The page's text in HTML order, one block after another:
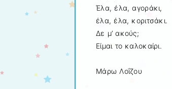
Έλα, έλα, αγοράκι,
έλα, έλα, κοριτσάκι.
Δε μ’ ακούς;
Είμαι το καλοκαίρι.
Μάρω Λοΐζου